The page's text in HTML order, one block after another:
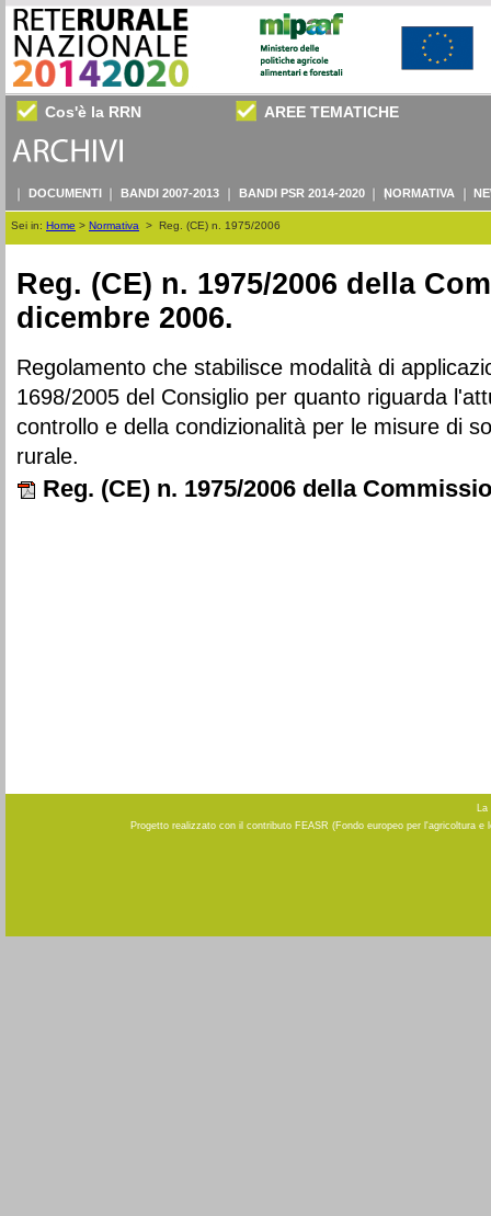
Cos'è la RRN AREE TEMATICHE
DOCUMENTI BANDI 2007-2013 BANDI PSR 2014-2020 NORMATIVA
Sei in: Home > Normativa > Reg. (CE) n. 1975/2006
Reg. (CE) n. 1975/2006 della
dicembre 2006.
Regolamento che stabilisce modalità di
1698/2005 del Consiglio per quanto riguarda
controllo e della condizionalità per le misure di
rurale.
Reg. (CE) n. 1975/2006 della
La
Progetto realizzato con il contributo FEASR (Fondo europeo per l'agricoltura